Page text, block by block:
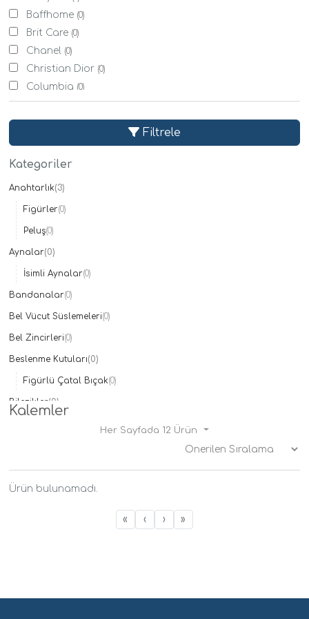
Baffhome (0)
Brit Care (0)
Chanel (0)
Christian Dior (0)
Columbia (0)
Derimod(0)
Eti(0)
Evy Baby
Givenchy
Karaca Home
Koton
Lacoste
Taç(0)
The North Face
Ülker(0)
Filtrele
Kategoriler
Anahtarlık(3)
Figürler(0)
Peluş(0)
Aynalar(0)
İsimli Aynalar(0)
Bandanalar(0)
Bel Vücut Süslemeleri(0)
Bel Zincirleri(0)
Beslenme Kutuları(0)
Figürlü Çatal Bıçak(0)
Bilezikler(0)
Kelepçe(0)
Kalemler
Her Sayfada 12 Ürün
Ürün bulunamadı.
« ‹ › »